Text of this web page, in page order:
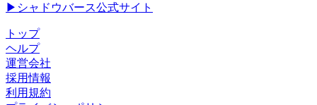
▶シャドウバース公式サイト
トップ
ヘルプ
運営会社
採用情報
利用規約